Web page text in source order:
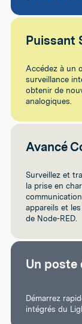
Puissant
Accédez à un
surveillance
obtenir de
analogiques.
Avancé
Surveillez et
la prise en
appareils et
de Node-RED.
Un poste
Démarrez
intégrés du